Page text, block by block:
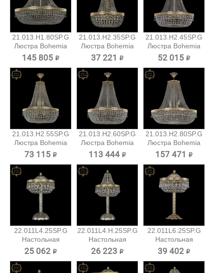
21.013.H1.80SP.G
Люстра Bohemia
Art...
145 805 ₽
21.013.H2.35SP.G
Люстра Bohemia
Art...
37 221 ₽
21.013.H2.45SP.G
Люстра Bohemia
Art...
52 015 ₽
21.013.H2.55SP.G
Люстра Bohemia
Art...
73 115 ₽
21.013.H2.60SP.G
Люстра Bohemia
Art...
113 444 ₽
21.013.H2.80SP.G
Люстра Bohemia
Art...
157 471 ₽
22.011L4.25SP.G
Настольная
лампа...
25 062 ₽
22.011L4.H.25SP.G
Настольная
лампа...
26 223 ₽
22.011L6.25SP.G
Настольная
лампа...
39 402 ₽